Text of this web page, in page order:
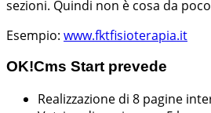
sezioni. Quindi non è cosa da
Esempio: www.fktfisioterapia.it
OK!Cms Start prevede
Realizzazione di 8 pagine